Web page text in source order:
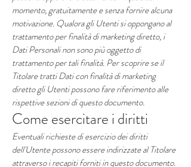
momento, gratuitamente e senza fornire alcuna
motivazione. Qualora gli Utenti si oppongano al
trattamento per finalità di marketing diretto, i
Dati Personali non sono più oggetto di
trattamento per tali finalità. Per scoprire se il
Titolare tratti Dati con finalità di marketing
diretto gli Utenti possono fare riferimento alle
rispettive sezioni di questo documento.
Come esercitare i diritti
Eventuali richieste di esercizio dei diritti
dell'Utente possono essere indirizzate al Titolare
attraverso i recapiti forniti in questo documento.